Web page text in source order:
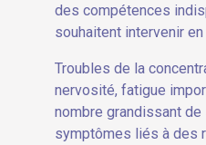
des compétences
souhaitent intervenir
Troubles de la
nervosité, fatigue
nombre grandissant
symptômes liés à des